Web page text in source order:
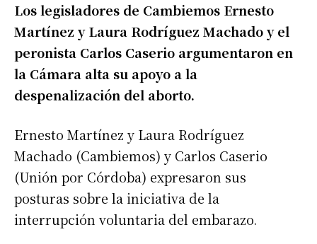
Los legisladores de Cambiemos Ernesto
Martínez y Laura Rodríguez Machado y el
peronista Carlos Caserio argumentaron en
la Cámara alta su apoyo a la
despenalización del aborto.
Ernesto Martínez y Laura Rodríguez
Machado (Cambiemos) y Carlos Caserio
(Unión por Córdoba) expresaron sus
posturas sobre la iniciativa de la
interrupción voluntaria del embarazo.